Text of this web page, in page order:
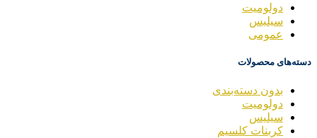
دولومیت
سیلیس
عمومی
دسته‌های محصولات
بدون دسته‌بندی
دولومیت
سیلیس
کربنات کلسیم